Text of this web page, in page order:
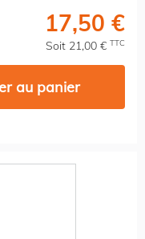
17,50 €
Soit 21,00 € TTC
au panier